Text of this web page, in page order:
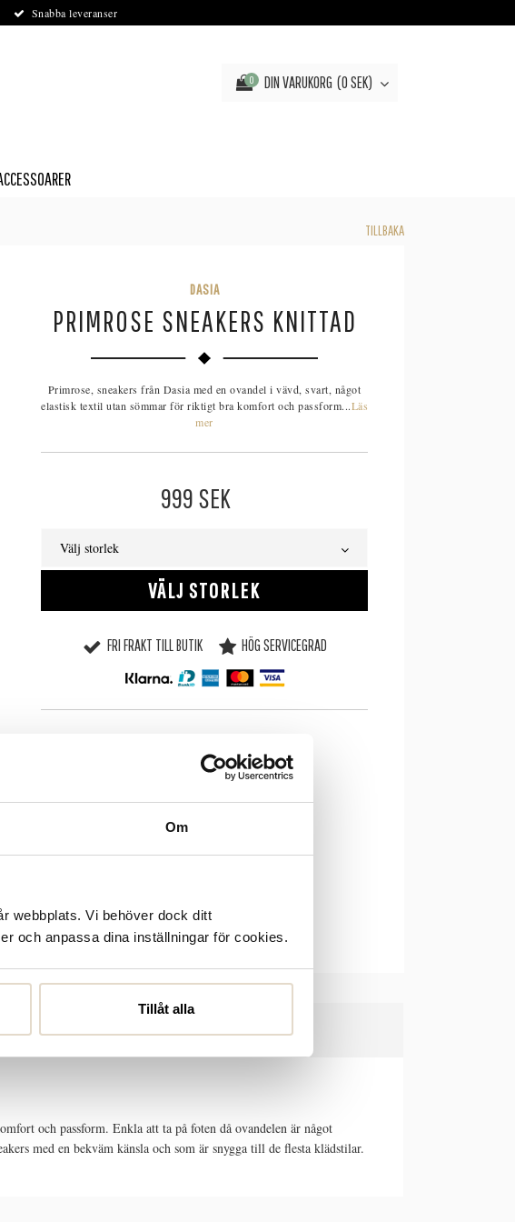
Om
webbplats. Vi behöver dock ditt
och anpassa dina inställningar för cookies.
Tillåt alla
Snabba leveranser
DIN VARUKORG
0 0 SEK
TILLBAKA
DASIA
PRIMROSE SNEAKERS KNITTAD
Primrose, sneakers från Dasia med en ovandel i vävd, svart, något
elastisk textil utan sömmar för riktigt bra komfort och passform...Läs
mer
999 SEK
Välj storlek
VÄLJ STORLEK
FRI FRAKT TILL BUTIK HÖG SERVICEGRAD
och passform. Enkla att ta på foten då ovandelen är något
med en bekväm känsla och som är snygga till de flesta klädstilar.